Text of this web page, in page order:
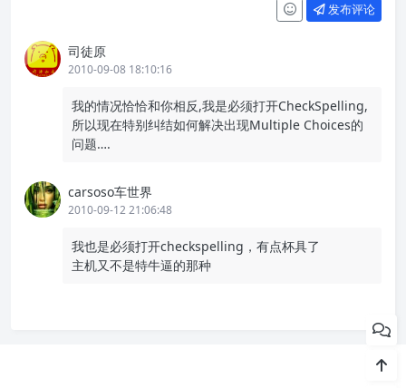
发布评论
司徒原
2010-09-08 18:10:16
我的情况恰恰和你相反,我是必须打开CheckSpelling,
所以现在特别纠结如何解决出现Multiple Choices的
问题….
carsoso车世界
2010-09-12 21:06:48
我也是必须打开checkspelling，有点杯具了
主机又不是特牛逼的那种